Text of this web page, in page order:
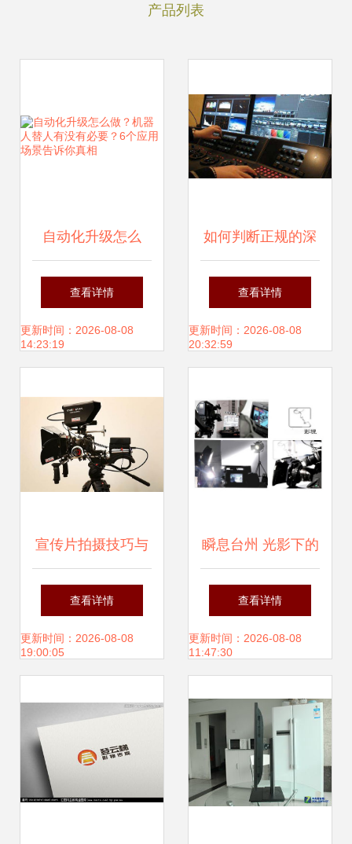
产品列表
自动化升级怎么
做？机器人替人有
没有必要？6个应
查看详情
更新时间：2026-08-08
14:23:19
如何判断正规的深
圳宣传片制作公司
与三维动画服务
查看详情
更新时间：2026-08-08
20:32:59
宣传片拍摄技巧与
兰州影视制作公司
的科学选择方法
查看详情
更新时间：2026-08-08
19:00:05
瞬息台州 光影下的
企业力量与匠心传
承
查看详情
更新时间：2026-08-08
11:47:30